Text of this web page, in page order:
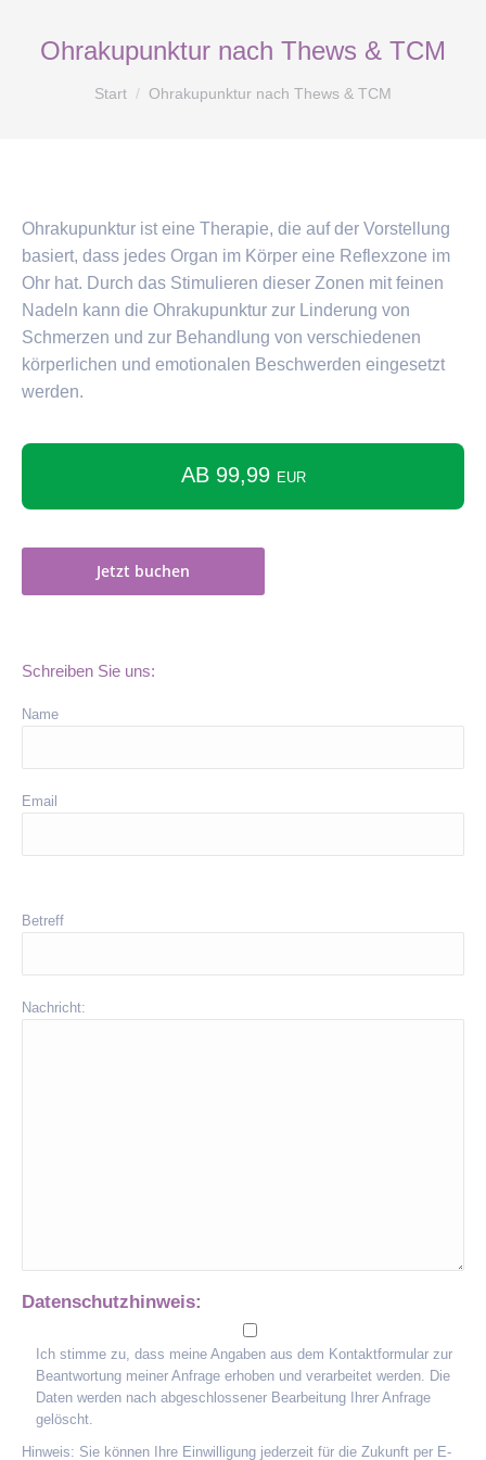
Ohrakupunktur nach Thews & TCM
Start Ohrakupunktur nach Thews & TCM
Ohrakupunktur ist eine Therapie, die auf der Vorstellung
basiert, dass jedes Organ im Körper eine Reflexzone im
Ohr hat. Durch das Stimulieren dieser Zonen mit feinen
Nadeln kann die Ohrakupunktur zur Linderung von
Schmerzen und zur Behandlung von verschiedenen
körperlichen und emotionalen Beschwerden eingesetzt
werden.
AB 99,99 EUR
Jetzt buchen
Schreiben Sie uns:
Name
Email
Betreff
Nachricht:
Datenschutzhinweis:
Ich stimme zu, dass meine Angaben aus dem Kontaktformular zur
Beantwortung meiner Anfrage erhoben und verarbeitet werden. Die
Daten werden nach abgeschlossener Bearbeitung Ihrer Anfrage
gelöscht.
Hinweis: Sie können Ihre Einwilligung jederzeit für die Zukunft per E-